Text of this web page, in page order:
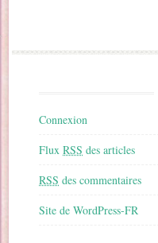
Connexion
FluxRSS des articles
RSS des commentaires
Site de WordPress-FR